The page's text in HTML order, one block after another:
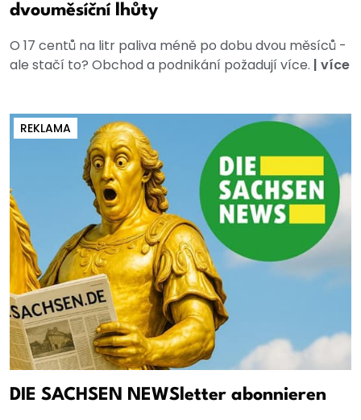
dvouměsíční lhůty
O 17 centů na litr paliva méně po dobu dvou měsíců -
ale stačí to? Obchod a podnikání požadují více. | více
REKLAMA
DIE SACHSEN NEWSletter abonnieren